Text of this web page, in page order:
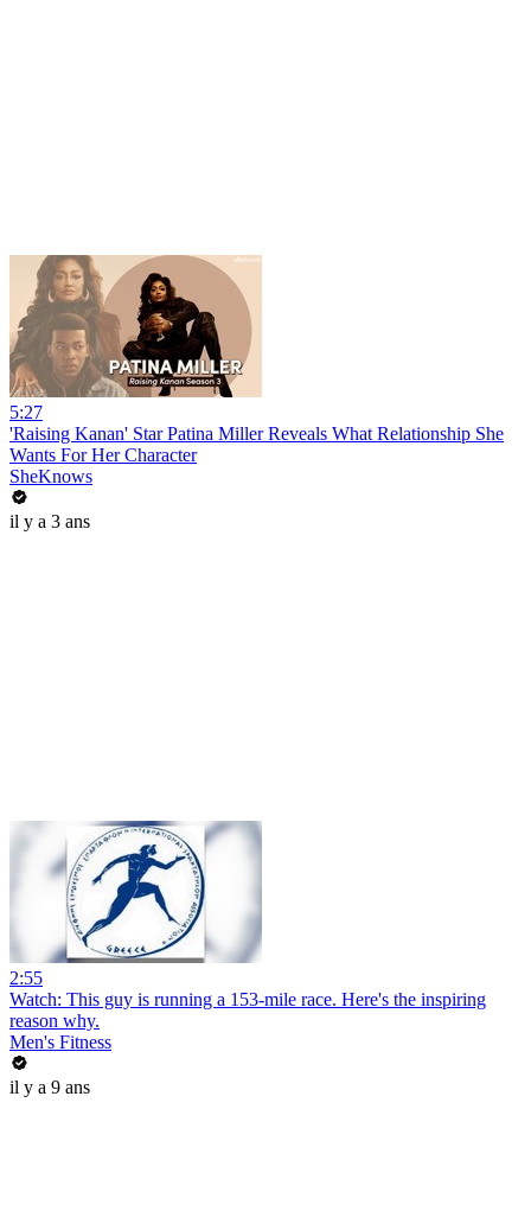
5:27
'Raising Kanan' Star Patina Miller Reveals What Relationship She
Wants For Her Character
SheKnows
il y a 3 ans
2:55
Watch: This guy is running a 153-mile race. Here's the inspiring
reason why.
Men's Fitness
il y a 9 ans